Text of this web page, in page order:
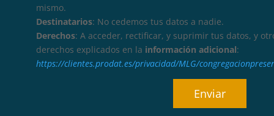
mismo.
Destinatarios: No cedemos tus datos a nadie.
Derechos: A acceder, rectificar, y suprimir tus datos, y
derechos explicados en la información adicional:
https://clientes.prodat.es/privacidad/MLG/